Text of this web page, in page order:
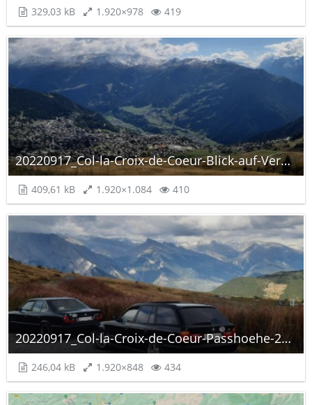
329,03 kB 1.920×978 419
20220917_Col-la-Croix-de-Coeur-Blick-auf-Verbier.jpg
409,61 kB 1.920×1.084 410
20220917_Col-la-Croix-de-Coeur-Passhoehe-2E34.jpg
246,04 kB 1.920×848 434